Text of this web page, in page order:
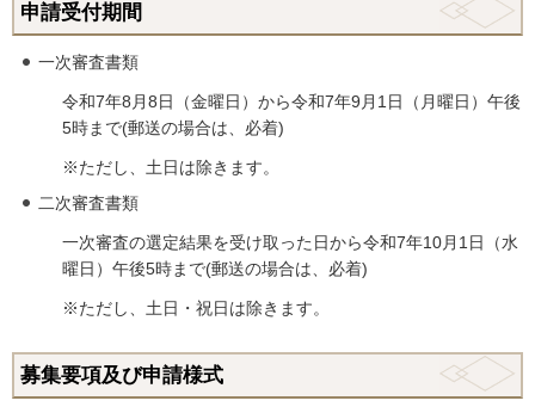
申請受付期間
一次審査書類
令和7年8月8日（金曜日）から令和7年9月1日（月曜日）午後
5時まで(郵送の場合は、必着)
※ただし、土日は除きます。
二次審査書類
一次審査の選定結果を受け取った日から令和7年10月1日（水
曜日）午後5時まで(郵送の場合は、必着)
※ただし、土日・祝日は除きます。
募集要項及び申請様式